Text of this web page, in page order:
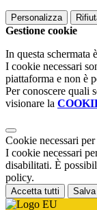
Personalizza
Gestione cookie
In questa schermata
I cookie necessari
piattaforma e non è
Per conoscere quali
visionare la
Cookie necessari
I cookie necessari
disabilitati. È
policy.
Accetta tutti